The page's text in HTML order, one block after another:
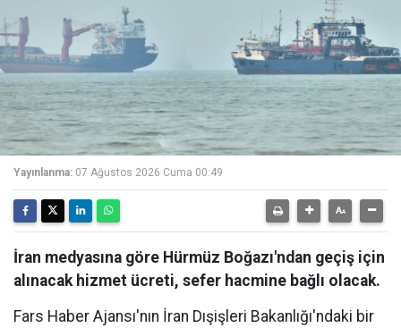
Yayınlanma: 07 Ağustos 2026 Cuma 00:49
İran medyasına göre Hürmüz Boğazı'ndan geçiş için
alınacak hizmet ücreti, sefer hacmine bağlı olacak.
Fars Haber Ajansı'nın İran Dışişleri Bakanlığı'ndaki bir